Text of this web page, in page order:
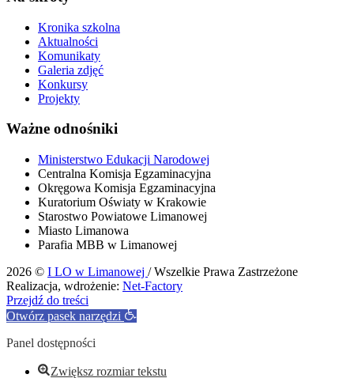
Kronika szkolna
Aktualności
Komunikaty
Galeria zdjęć
Konkursy
Projekty
Ważne odnośniki
Ministerstwo Edukacji Narodowej
Centralna Komisja Egzaminacyjna
Okręgowa Komisja Egzaminacyjna
Kuratorium Oświaty w Krakowie
Starostwo Powiatowe Limanowej
Miasto Limanowa
Parafia MBB w Limanowej
2026 © I LO w Limanowej / Wszelkie Prawa Zastrzeżone
Realizacja, wdrożenie: Net-Factory
Przejdź do treści
Otwórz pasek narzędzi
Panel dostępności
Zwiększ rozmiar tekstu